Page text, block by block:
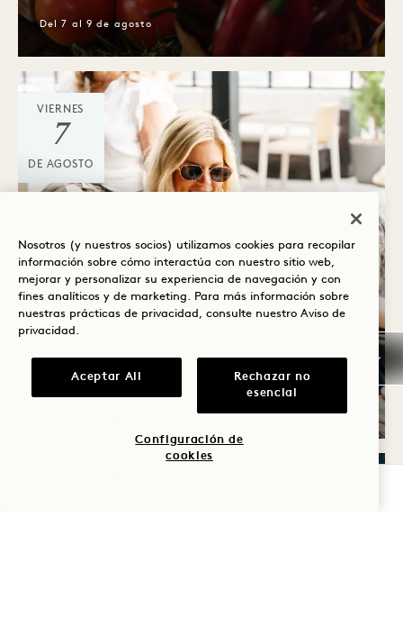
Del 7 al 9 de agosto
VIERNES
7
DE AGOSTO
RITMO Y BRUNCH
Nosotros (y nuestros socios) utilizamos cookies para recopilar
información sobre cómo interactúa con nuestro sitio web,
mejorar y personalizar su experiencia de navegación y con
fines analíticos y de marketing. Para más información sobre
nuestras prácticas de privacidad, consulte nuestro Aviso de
privacidad .
Aceptar All
Rechazar no
esencial
Configuración de
cookies